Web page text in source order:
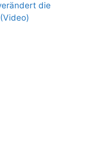
die